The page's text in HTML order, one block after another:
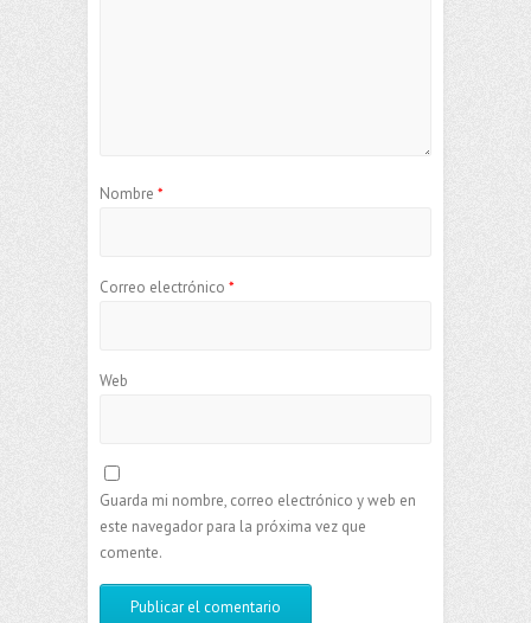
Nombre *
Correo electrónico *
Web
Guarda mi nombre, correo electrónico y web en
este navegador para la próxima vez que
comente.